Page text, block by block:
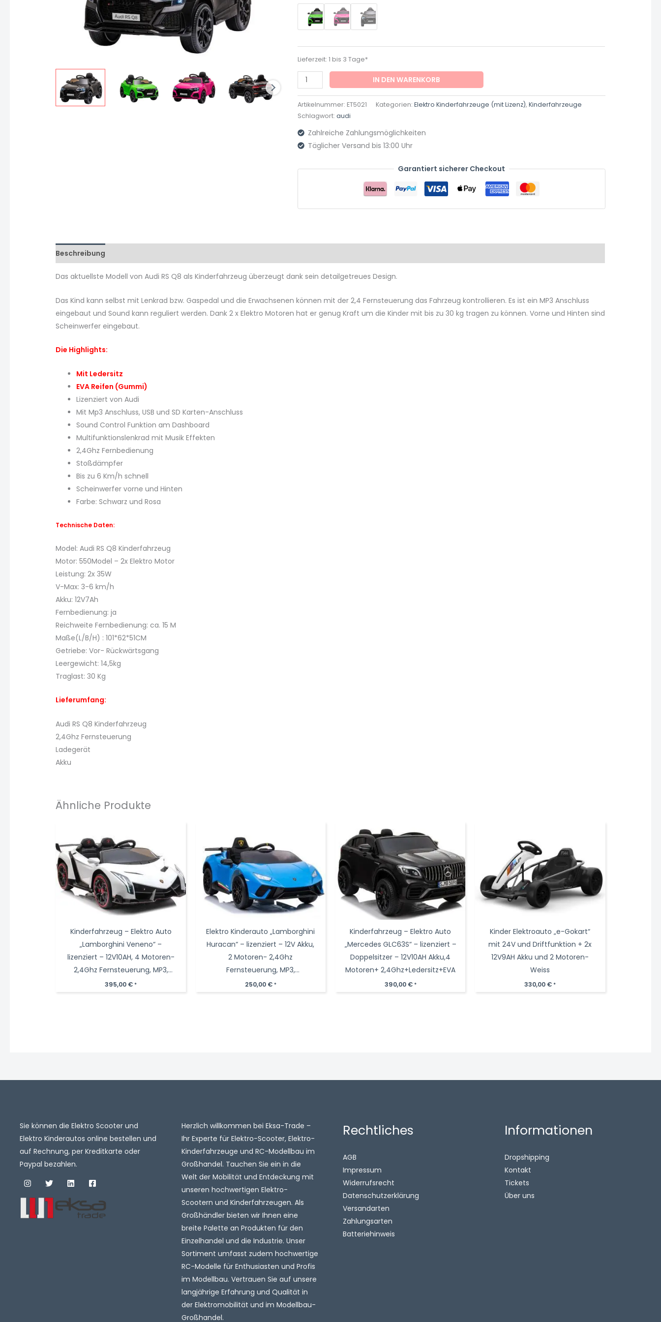
Lieferzeit: 1 bis 3 Tage*
lizenziert
12V7A
Akku
und
2
Motoren-
2,4Ghz
MP3
+
IN DEN WARENKORB
Artikelnummer: ET5021 Kategorien: Elektro Kinderfahrzeuge (mit Lizenz), Kinderfahrzeuge
Schlagwort: audi
Zahlreiche Zahlungsmöglichkeiten
Täglicher Versand bis 13:00 Uhr
Garantiert sicherer Checkout
Beschreibung
Das aktuellste Modell von Audi RS Q8 als Kinderfahrzeug überzeugt dank sein detailgetreues Design.
Das Kind kann selbst mit Lenkrad bzw. Gaspedal und die Erwachsenen können mit der 2,4 Fernsteuerung das Fahrzeug kontrollieren. Es ist ein MP3 Anschluss
eingebaut und Sound kann reguliert werden. Dank 2 x Elektro Motoren hat er genug Kraft um die Kinder mit bis zu 30 kg tragen zu können. Vorne und Hinten sind
Scheinwerfer eingebaut.
Die Highlights:
Mit Ledersitz
EVA Reifen (Gummi)
Lizenziert von Audi
Mit Mp3 Anschluss, USB und SD Karten-Anschluss
Sound Control Funktion am Dashboard
Multifunktionslenkrad mit Musik Effekten
2,4Ghz Fernbedienung
Stoßdämpfer
Bis zu 6 Km/h schnell
Scheinwerfer vorne und Hinten
Farbe: Schwarz und Rosa
Technische Daten:
Model: Audi RS Q8 Kinderfahrzeug
Motor: 550Model – 2x Elektro Motor
Leistung: 2x 35W
V-Max: 3-6 km/h
Akku: 12V7Ah
Fernbedienung: ja
Reichweite Fernbedienung: ca. 15 M
Maße(L/B/H) : 101*62*51CM
Getriebe: Vor- Rückwärtsgang
Leergewicht: 14,5kg
Traglast: 30 Kg
Lieferumfang:
Audi RS Q8 Kinderfahrzeug
2,4Ghz Fernsteuerung
Ladegerät
Akku
Ähnliche Produkte
Kinderfahrzeug – Elektro Auto
„Lamborghini Veneno“ –
lizenziert – 12V10AH, 4 Motoren-
2,4Ghz Fernsteuerung, MP3,
Ledersitz+EVA+Allrad+2 Sitzer
395,00 € *
Elektro Kinderauto „Lamborghini
Huracan“ – lizenziert – 12V Akku,
2 Motoren- 2,4Ghz
Fernsteuerung, MP3,
Ledersitz+EVA
250,00 € *
Kinderfahrzeug – Elektro Auto
„Mercedes GLC63S“ – lizenziert –
Doppelsitzer – 12V10AH Akku,4
Motoren+ 2,4Ghz+Ledersitz+EVA
390,00 € *
Kinder Elektroauto „e-Gokart“
mit 24V und Driftfunktion + 2x
12V9AH Akku und 2 Motoren-
Weiss
330,00 € *
Sie können die Elektro Scooter und
Elektro Kinderautos online bestellen und
auf Rechnung, per Kreditkarte oder
Paypal bezahlen.
Herzlich willkommen bei Eksa-Trade –
Ihr Experte für Elektro-Scooter, Elektro-
Kinderfahrzeuge und RC-Modellbau im
Großhandel. Tauchen Sie ein in die
Welt der Mobilität und Entdeckung mit
unseren hochwertigen Elektro-
Scootern und Kinderfahrzeugen. Als
Großhändler bieten wir Ihnen eine
breite Palette an Produkten für den
Einzelhandel und die Industrie. Unser
Sortiment umfasst zudem hochwertige
RC-Modelle für Enthusiasten und Profis
im Modellbau. Vertrauen Sie auf unsere
langjährige Erfahrung und Qualität in
der Elektromobilität und im Modellbau-
Großhandel.
Rechtliches
AGB
Impressum
Widerrufsrecht
Datenschutzerklärung
Versandarten
Zahlungsarten
Batteriehinweis
Informationen
Dropshipping
Kontakt
Tickets
Über uns